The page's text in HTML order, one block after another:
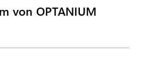
von OPTANIUM